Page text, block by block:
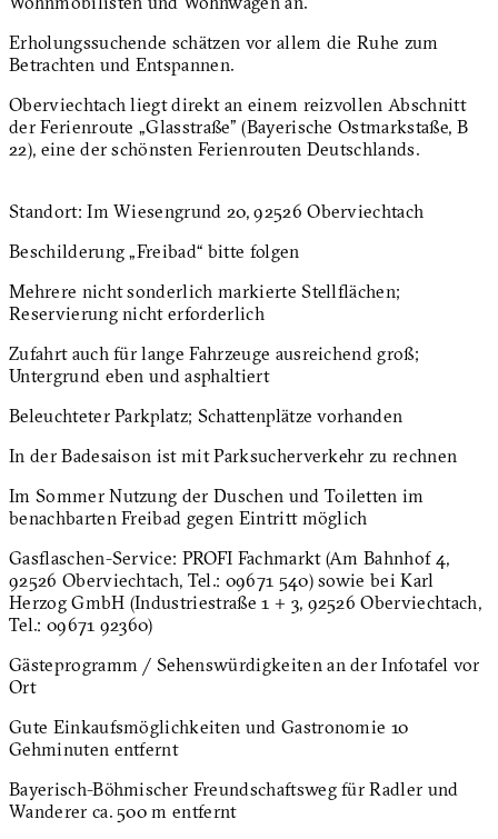
Erholungssuchende schätzen vor allem die Ruhe zum
Betrachten und Entspannen.
Oberviechtach liegt direkt an einem reizvollen Abschnitt
der Ferienroute „Glasstraße" (Bayerische Ostmarkstaße, B
22), eine der schönsten Ferienrouten Deutschlands.
Standort: Im Wiesengrund 20, 92526 Oberviechtach
Beschilderung „Freibad“ bitte folgen
Mehrere nicht sonderlich markierte Stellflächen;
Reservierung nicht erforderlich
Zufahrt auch für lange Fahrzeuge ausreichend groß;
Untergrund eben und asphaltiert
Beleuchteter Parkplatz; Schattenplätze vorhanden
In der Badesaison ist mit Parksucherverkehr zu rechnen
Im Sommer Nutzung der Duschen und Toiletten im
benachbarten Freibad gegen Eintritt möglich
Gasflaschen-Service: PROFI Fachmarkt (Am Bahnhof 4,
92526 Oberviechtach, Tel.: 09671 540) sowie bei Karl
Herzog GmbH (Industriestraße 1 + 3, 92526 Oberviechtach,
Tel.: 09671 92360)
Gästeprogramm / Sehenswürdigkeiten an der Infotafel vor
Ort
Gute Einkaufsmöglichkeiten und Gastronomie 10
Gehminuten entfernt
Bayerisch-Böhmischer Freundschaftsweg für Radler und
Wanderer ca. 500 m entfernt